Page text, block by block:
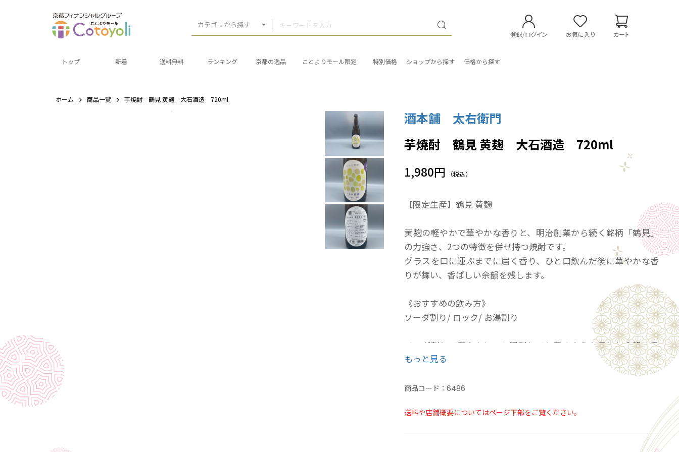
カテゴリから探す
登録/ログイン お気に入り カート
トップ 新着 送料無料 ランキング 京都の逸品 ことよりモール限定 特別価格 ショップから探す 価格から探す
ホーム 商品一覧 芋焼酎 鶴見 黄麹 大石酒造 720ml
酒本舗 太右衛門
芋焼酎 鶴見 黄麹 大石酒造 720ml
1,980円 （税込）
【限定生産】鶴見 黄麹
黄麹の軽やかで華やかな香りと、明治創業から続く銘柄「鶴見」
の力強さ、2つの特徴を併せ持つ焼酎です。
グラスを口に運ぶまでに届く香り、ひと口飲んだ後に華やかな香
りが舞い、香ばしい余韻を残します。
《おすすめの飲み方》
ソーダ割り/ ロック/ お湯割り
ソーダ割りで華やかに、お湯割りでお花のような香りと余韻の香
ばしさをお楽しみください。
山椒など、香りのあるお料理にもよく合います。
もっと見る
商品コード：6486
送料や店舗概要についてはページ下部をご覧ください。